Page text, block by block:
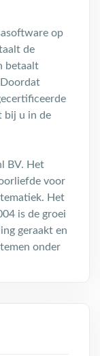
op
de
betaalt
bij u in de
BV. Het
voor
Het
is de groei
geraakt en
onder